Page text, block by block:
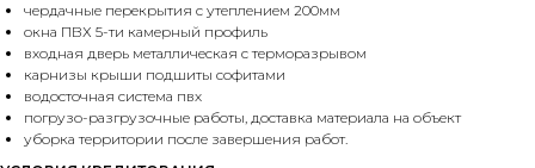
чердачные перекрытия с утеплением 200мм
окна ПВХ 5-ти камерный профиль
входная дверь металлическая с терморазрывом
карнизы крыши подшиты софитами
водосточная система пвх
погрузо-разгрузочные работы, доставка материала на объект
уборка территории после завершения работ.